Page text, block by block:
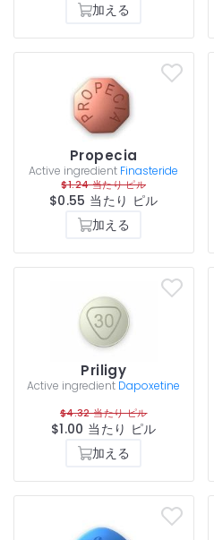
加える
Propecia
Active ingredient Finasteride
$1.24 当たり ピル
$0.55 当たり ピル
加える
Priligy
Active ingredient Dapoxetine
$4.32 当たり ピル
$1.00 当たり ピル
加える